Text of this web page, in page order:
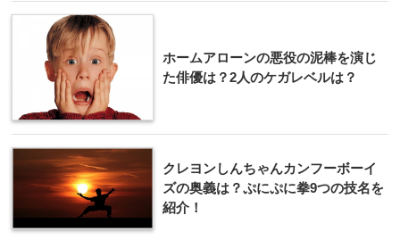
ホームアローンの悪役の泥棒を演じ
た俳優は？2人のケガレベルは？
クレヨンしんちゃんカンフーボーイ
ズの奥義は？ぷにぷに拳9つの技名を
紹介！